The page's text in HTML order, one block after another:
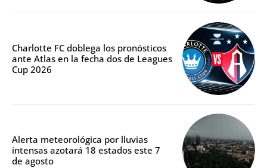
Charlotte FC doblega los pronósticos
ante Atlas en la fecha dos de Leagues
Cup 2026
Alerta meteorológica por lluvias
intensas azotará 18 estados este 7
de agosto